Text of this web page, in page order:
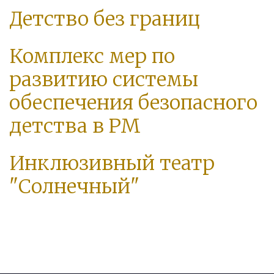
Детство без границ
Комплекс мер по
развитию системы
обеспечения безопасного
детства в РМ
Инклюзивный театр
"Солнечный"